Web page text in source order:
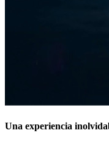
Una experiencia